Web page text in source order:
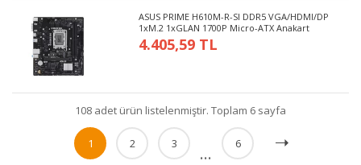
ASUS PRIME H610M-R-SI DDR5 VGA/HDMI/DP
1xM.2 1xGLAN 1700P Micro-ATX Anakart
4.405,59 TL
108 adet ürün listelenmiştir. Toplam 6 sayfa
1 2 3 ... 6